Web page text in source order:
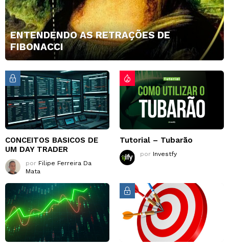
ENTENDENDO AS RETRAÇÕES DE
FIBONACCI
CONCEITOS BASICOS DE
UM DAY TRADER
por Filipe Ferreira Da
Mata
Tutorial – Tubarão
por Investfy